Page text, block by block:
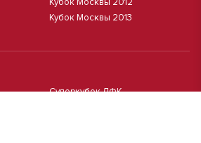
Кубок Москвы 2012
Кубок Москвы 2013
Суперкубок ЛФК